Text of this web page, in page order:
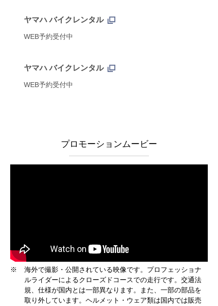
ヤマハ バイクレンタル
WEB予約受付中
ヤマハ バイクレンタル
WEB予約受付中
プロモーションムービー
※
海外で撮影・公開されている映像です。プロフェッショナ
ルライダーによるクローズドコースでの走行です。交通法
規、仕様が国内とは一部異なります。また、一部の部品を
取り外しています。ヘルメット・ウェア類は国内では販売